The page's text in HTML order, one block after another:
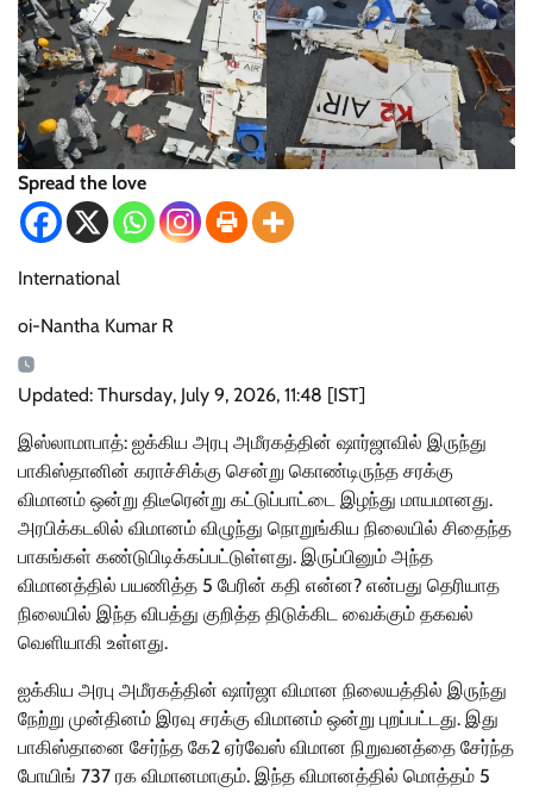
Spread the love
International
oi-Nantha Kumar R
Updated: Thursday, July 9, 2026, 11:48 [IST]
இஸ்லாமாபாத்: ஐக்கிய அரபு அமீரகத்தின் ஷார்ஜாவில் இருந்து
பாகிஸ்தானின் கராச்சிக்கு சென்று கொண்டிருந்த சரக்கு
விமானம் ஒன்று திடீரென்று கட்டுப்பாட்டை இழந்து மாயமானது.
அரபிக்கடலில் விமானம் விழுந்து நொறுங்கிய நிலையில் சிதைந்த
பாகங்கள் கண்டுபிடிக்கப்பட்டுள்ளது. இருப்பினும் அந்த
விமானத்தில் பயணித்த 5 பேரின் கதி என்ன? என்பது தெரியாத
நிலையில் இந்த விபத்து குறித்த திடுக்கிட வைக்கும் தகவல்
வெளியாகி உள்ளது.
ஐக்கிய அரபு அமீரகத்தின் ஷார்ஜா விமான நிலையத்தில் இருந்து
நேற்று முன்தினம் இரவு சரக்கு விமானம் ஒன்று புறப்பட்டது. இது
பாகிஸ்தானை சேர்ந்த கே2 ஏர்வேஸ் விமான நிறுவனத்தை சேர்ந்த
போயிங் 737 ரக விமானமாகும். இந்த விமானத்தில் மொத்தம் 5